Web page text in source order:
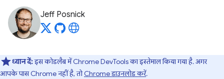
Jeff Posnick
ध्यान दें:इस कोडलैब में Chrome DevTools का इस्तेमाल किया गया है. अगर
आपके पास Chrome नहीं है, तोChrome डाउनलोड करें.